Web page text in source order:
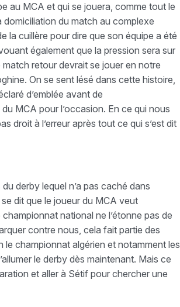
au MCA et qui se jouera, comme tout le
du match au complexe
la cuillère pour dire que son équipe a été
également que la pression sera sur
match retour devrait se jouer en notre
On se sent lésé dans cette histoire,
d’emblée avant de
MCA pour l’occasion. En ce qui nous
droit à l’erreur après tout ce qui s’est dit
derby lequel n’a pas caché dans
dit que le joueur du MCA veut
national ne l’étonne pas de
contre nous, cela fait partie des
le championnat algérien et notamment les
le derby dès maintenant. Mais ce
et aller à Sétif pour chercher une